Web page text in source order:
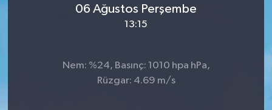
06 Ağustos Perşembe
13:15
Nem: %24, Basınç: 1010 hpa hPa,
Rüzgar: 4.69 m/s